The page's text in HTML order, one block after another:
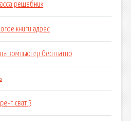
решебник
книги адрес
компьютер бесплатно
сват 3